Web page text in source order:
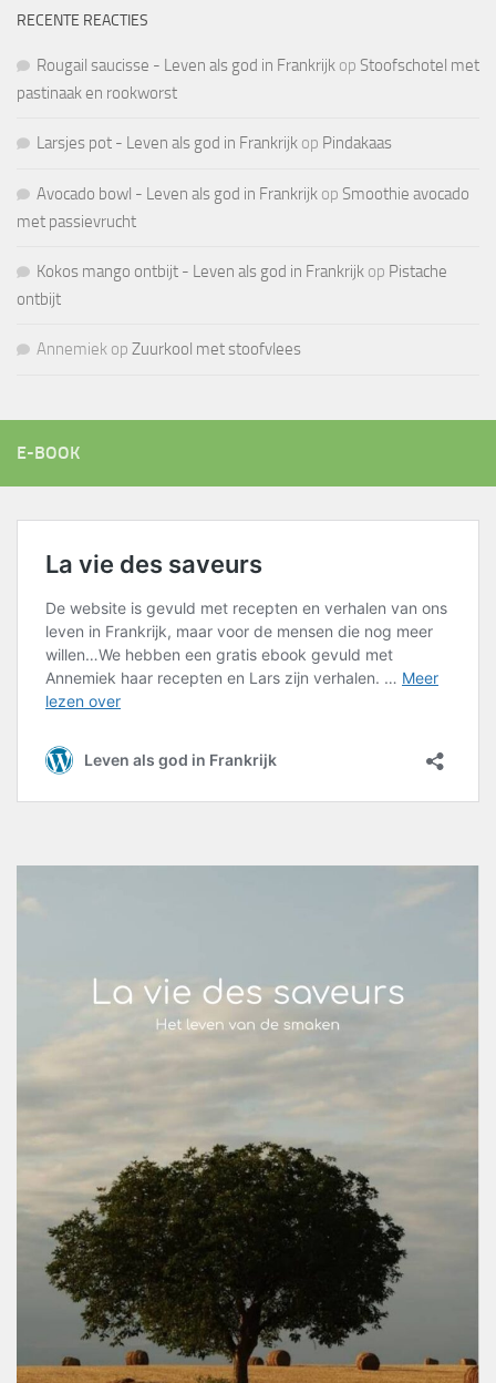
RECENTE REACTIES
Rougail saucisse - Leven als god in Frankrijk op Stoofschotel met
pastinaak en rookworst
Larsjes pot - Leven als god in Frankrijk op Pindakaas
Avocado bowl - Leven als god in Frankrijk op Smoothie avocado
met passievrucht
Kokos mango ontbijt - Leven als god in Frankrijk op Pistache
ontbijt
Annemiek op Zuurkool met stoofvlees
E-BOOK